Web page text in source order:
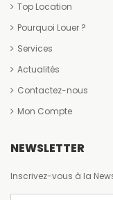
Top Location
Pourquoi Louer ?
Services
Actualités
Contactez-nous
Mon Compte
NEWSLETTER
Inscrivez-vous à la